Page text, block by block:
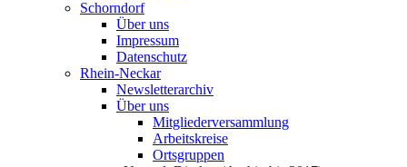
Schorndorf
Über uns
Impressum
Datenschutz
Rhein-Neckar
Newsletterarchiv
Über uns
Mitgliederversammlung
Arbeitskreise
Ortsgruppen